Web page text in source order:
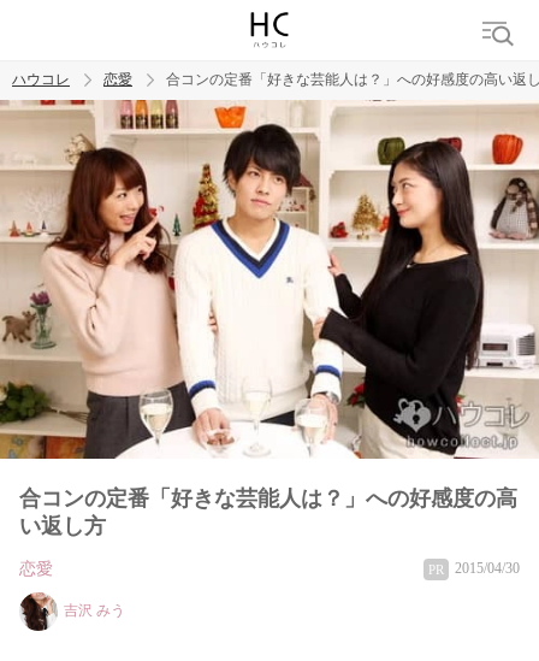
トレンド ワード
恋愛
ハウコレ 恋愛 合コンの定番「好きな芸能人は？」への好感度の高い返
合コンの定番「好きな芸能人は？」への好感度の高
い返し方
恋愛 PR 2015/04/30
吉沢 みう